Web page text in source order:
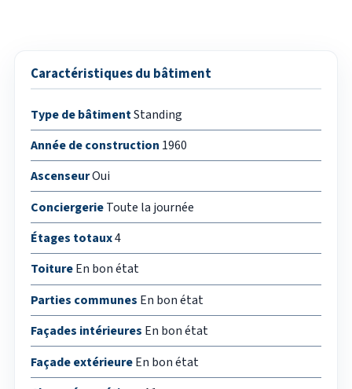
Caractéristiques du bâtiment
Type de bâtimentStanding
Année de construction 1960
AscenseurOui
ConciergerieToute la journée
Étages totaux4
ToitureEn bon état
Parties communes En bon état
Façades intérieures En bon état
Façade extérieureEn bon état